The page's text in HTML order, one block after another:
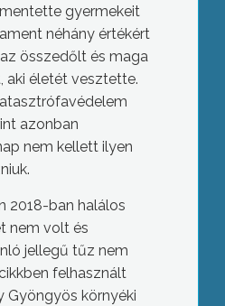
gyermekeit
néhány értékért
összedőlt és maga
aki életét vesztette.
azonban
nem kellett ilyen
2018-ban halálos
nem volt és
jellegű tűz nem
felhasznált
Gyöngyös környéki